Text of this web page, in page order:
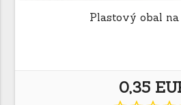
Plastový obal na
0,35